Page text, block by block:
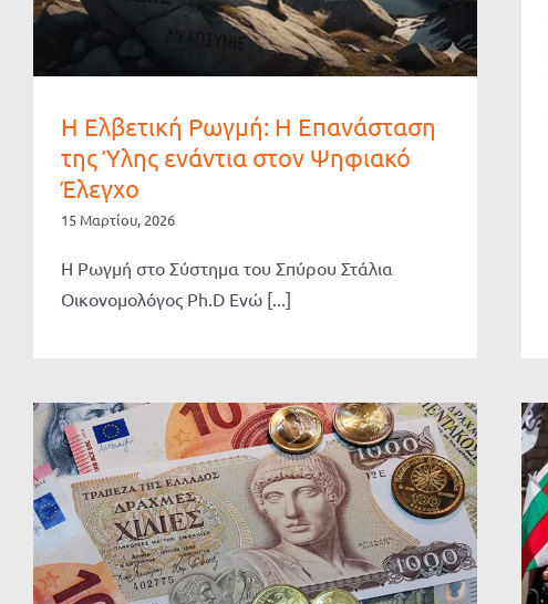
Η Ελβετική Ρωγμή: Η Επανάσταση
της Ύλης ενάντια στον Ψηφιακό
Έλεγχο
15 Μαρτίου, 2026
Η Ρωγμή στο Σύστημα του Σπύρου Στάλια
Οικονομολόγος Ph.D Ενώ [...]